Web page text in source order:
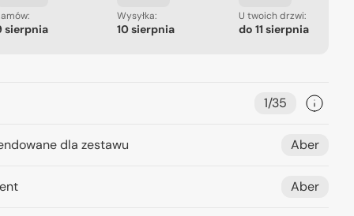
sierpnia
Wysyłka:
10 sierpnia
U twoich drzwi:
do 11 sierpnia
1/35
dla zestawu Aber
Aber